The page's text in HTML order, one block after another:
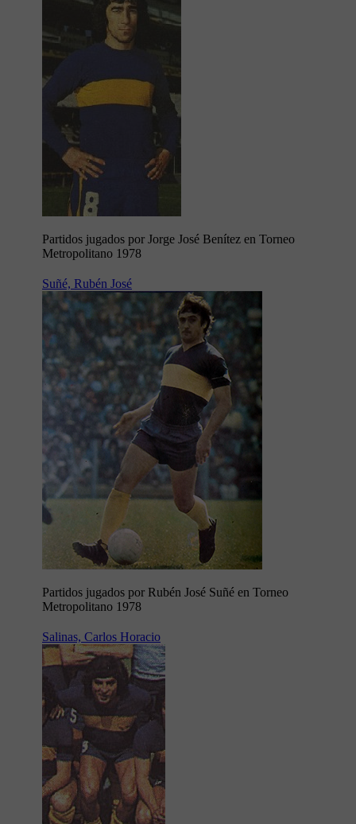
Partidos jugados por Jorge José Benítez en Torneo
Metropolitano 1978
Suñé, Rubén José
Partidos jugados por Rubén José Suñé en Torneo
Metropolitano 1978
Salinas, Carlos Horacio